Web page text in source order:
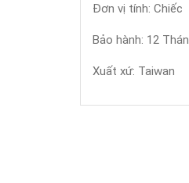
Đơn vị tính: Chiếc
Bảo hành: 12
Xuất xứ: Taiwan